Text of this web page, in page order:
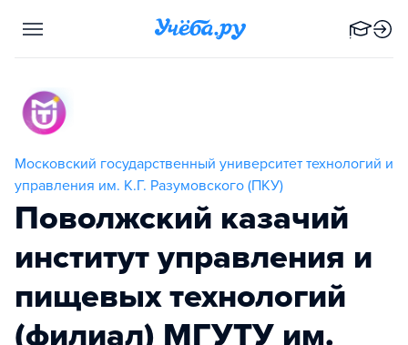
Московский государственный университет технологий и
управления им. К.Г. Разумовского (ПКУ)
Поволжский казачий
институт управления и
пищевых технологий
(филиал) МГУТУ им.